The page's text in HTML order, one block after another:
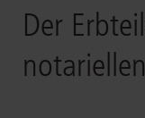
Der